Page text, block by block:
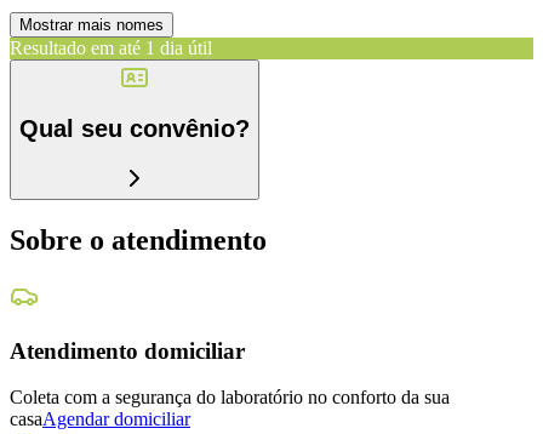
Mostrar mais nomes
Resultado em até 1 dia útil
Qual seu convênio?
Sobre o atendimento
Atendimento domiciliar
Coleta com a segurança do laboratório no conforto da sua
casaAgendar domiciliar